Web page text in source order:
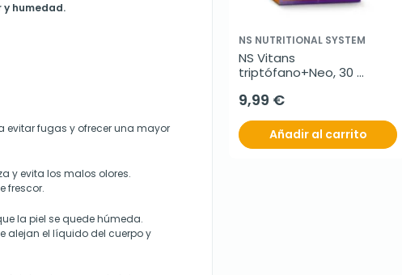
y humedad.
evitar fugas y ofrecer una mayor
y evita los malos olores.
frescor.
la piel se quede húmeda.
alejan el líquido del cuerpo y
NS NUTRITIONAL SYSTEM
NS Vitans
triptófano+Neo, 30
9,99 €
Añadir al carrito